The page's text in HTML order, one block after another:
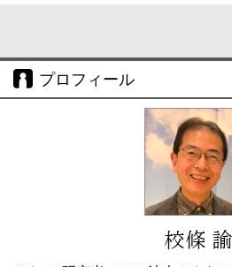
プロフィール
校條 諭